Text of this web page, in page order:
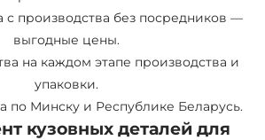
с производства без посредников —
выгодные цены.
на каждом этапе производства и
упаковки.
по Минску и Республике Беларусь.
кузовных деталей для